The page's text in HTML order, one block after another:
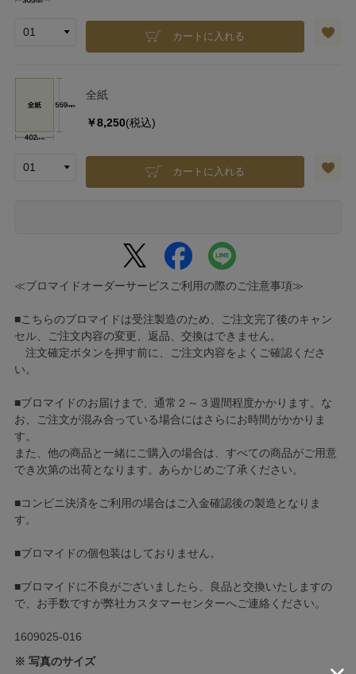
カートに入れる
全紙
￥8,250(税込)
カートに入れる
≪ブロマイドオーダーサービスご利用の際のご注意事項≫
■こちらのブロマイドは受注製造のため、ご注文完了後のキャン
セル、ご注文内容の変更、返品、交換はできません。
注文確定ボタンを押す前に、ご注文内容をよくご確認くださ
い。
■ブロマイドのお届けまで、通常２～３週間程度かかります。な
お、ご注文が混み合っている場合にはさらにお時間がかかりま
す。
また、他の商品と一緒にご購入の場合は、すべての商品がご用意
でき次第の出荷となります。あらかじめご了承ください。
■コンビニ決済をご利用の場合はご入金確認後の製造となりま
す。
■ブロマイドの個包装はしておりません。
■ブロマイドに不良がございましたら、良品と交換いたしますの
で、お手数ですが弊社カスタマーセンターへご連絡ください。
1609025-016
※ 写真のサイズ